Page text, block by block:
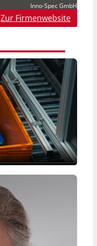
Inno-Spec GmbH
Zur Firmenwebsite